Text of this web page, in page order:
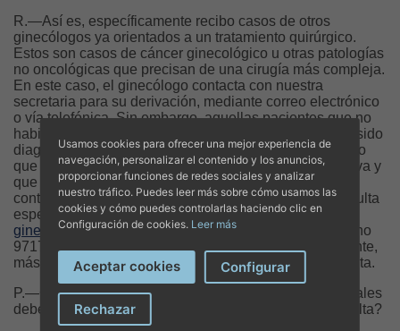
R.—Así es, específicamente recibo casos de otros
ginecólogos ya orientados a un tratamiento quirúrgico.
Estos son casos de cáncer ginecológico u otras patologías
no oncológicas que precisan de una cirugía más compleja.
En este caso, el ginecólogo contacta con nuestra
secretaria para su derivación, mediante correo electrónico
o vía telefónica. Sin embargo, aquellas pacientes que no
habiendo sido derivadas por su ginecólogo y que han sido
diagnosticadas de cáncer ginecológico o de un proceso
que requiera cirugía ginecológica mínimamente invasiva y
que quieran una segunda opinión pueden ponerse un
contacto de la misma manera, solicitándome una consulta
específica mediante correo electrónico
ginecologia.miramar@juaneda.eso llamando al teléfono
971767248. Tras ello serán citadas de una forma urgente,
más aún en caso de cáncer ginecológico, en mi consulta.
P.—Concretando para las pacientes: ¿Qué pasos iniciales
deben seguir y cómo prepararse mejor para una consulta?
Usamos cookies para ofrecer una mejor experiencia de
navegación, personalizar el contenido y los anuncios,
proporcionar funciones de redes sociales y analizar
nuestro tráfico. Puedes leer más sobre cómo usamos las
cookies y cómo puedes controlarlas haciendo clic en
Configuración de cookies. Leer más
Aceptar cookies Configurar
Rechazar